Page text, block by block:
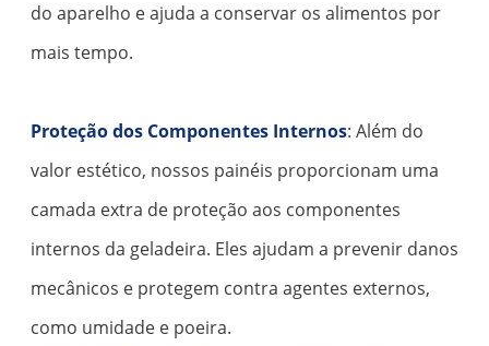
do aparelho e ajuda a conservar os alimentos por
mais tempo.
Proteção dos Componentes Internos: Além do
valor estético, nossos painéis proporcionam uma
camada extra de proteção aos componentes
internos da geladeira. Eles ajudam a prevenir danos
mecânicos e protegem contra agentes externos,
como umidade e poeira.